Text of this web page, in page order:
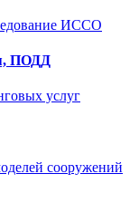
ИССО
ПОДД
услуг
сооружений